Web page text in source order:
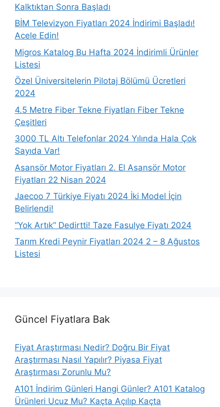
Kalktıktan Sonra Başladı
BİM Televizyon Fiyatları 2024 İndirimi Başladı!
Acele Edin!
Migros Katalog Bu Hafta 2024 İndirimli Ürünler
Listesi
Özel Üniversitelerin Pilotaj Bölümü Ücretleri
2024
4.5 Metre Fiber Tekne Fiyatları Fiber Tekne
Çeşitleri
3000 TL Altı Telefonlar 2024 Yılında Hala Çok
Sayıda Var!
Asansör Motor Fiyatları 2. El Asansör Motor
Fiyatları 22 Nisan 2024
Jaecoo 7 Türkiye Fiyatı 2024 İki Model İçin
Belirlendi!
“Yok Artık” Dedirtti! Taze Fasulye Fiyatı 2024
Tarım Kredi Peynir Fiyatları 2024 2 – 8 Ağustos
Listesi
Güncel Fiyatlara Bak
Fiyat Araştırması Nedir? Doğru Bir Fiyat
Araştırması Nasıl Yapılır? Piyasa Fiyat
Araştırması Zorunlu Mu?
A101 İndirim Günleri Hangi Günler? A101 Katalog
Ürünleri Ucuz Mu? Kaçta Açılıp Kaçta